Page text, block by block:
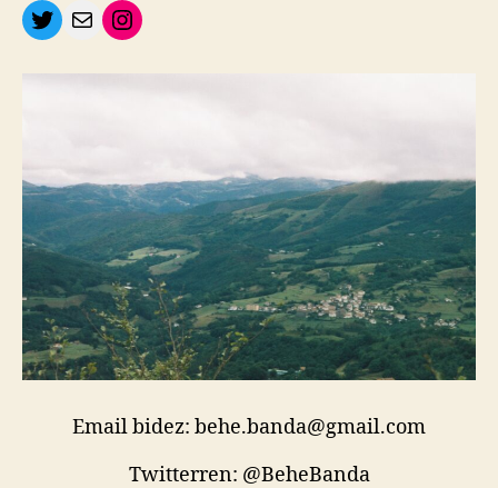
Twitter
MailInstagram
Email bidez: behe.banda@gmail.com
Twitterren: @BeheBanda